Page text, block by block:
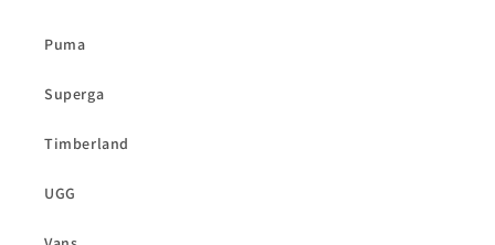
Puma
Superga
Timberland
UGG